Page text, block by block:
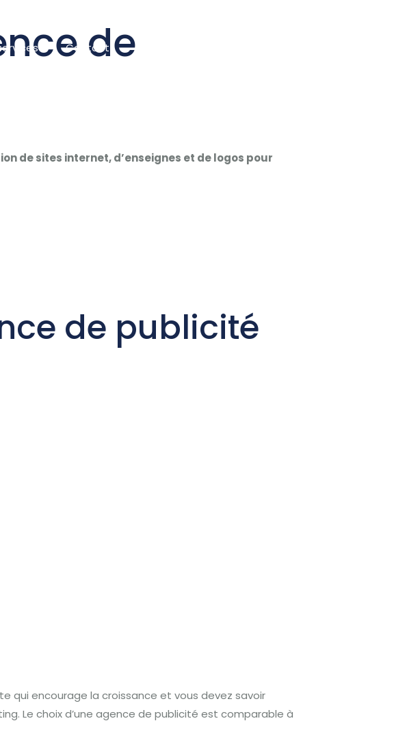
Contactde
de sites internet, d’enseignes et de logos pour
de publicité
qui encourage la croissance et vous devez savoir
Le choix d’une agence de publicité est comparable à